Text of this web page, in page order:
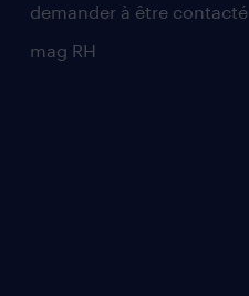
demander à être contacté
mag RH